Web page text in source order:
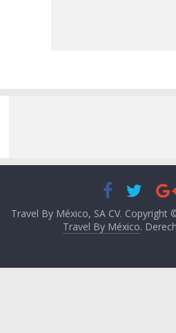
Travel By México, SA CV. Copyright
Travel By México.